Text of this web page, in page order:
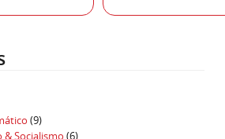
(9)
& Socialismo (6)